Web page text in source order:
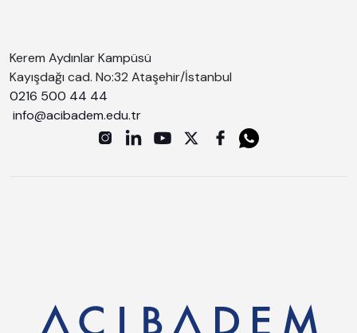
Kerem Aydınlar Kampüsü
Kayışdağı cad. No:32 Ataşehir/İstanbul
0216 500 44 44
info@acibadem.edu.tr